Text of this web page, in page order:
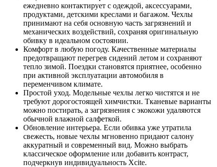
ежедневно контактирует с одеждой, аксессуарами,
продуктами, детскими креслами и багажом. Чехлы
принимают на себя основную часть загрязнений и
механических воздействий, сохраняя оригинальную
обивку в идеальном состоянии.
Комфорт в любую погоду. Качественные материалы
предотвращают перегрев сидений летом и сохраняют
тепло зимой. Поездки становятся приятнее, особенно
при активной эксплуатации автомобиля в
переменчивом климате.
Простой уход. Модельные чехлы легко чистятся и не
требуют дорогостоящей химчистки. Тканевые варианты
можно постирать, а загрязнения с экокожи удаляются
обычной влажной салфеткой.
Обновление интерьера. Если обивка уже утратила
свежесть, новые чехлы мгновенно придают салону
аккуратный и современный вид. Можно выбрать
классическое оформление или добавить контраст,
подчеркнув индивидуальность Xcite.